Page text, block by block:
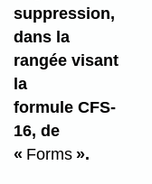
suppression,
dans la
rangée visant
la
formule CFS-
16, de
« Forms ».